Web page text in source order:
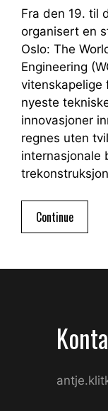
Fra den 19. til
organisert en
Oslo: The
Engineering
vitenskapelige
nyeste
innovasjoner
regnes uten
internasjonale
Continue